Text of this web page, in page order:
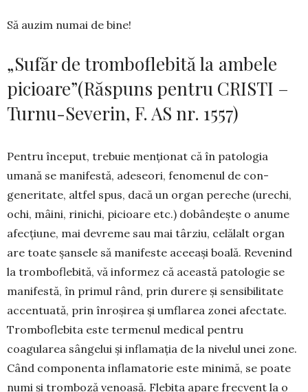
Să auzim numai de bine!
„Sufăr de tromboflebită la ambele
picioare”(Răspuns pentru CRISTI –
Turnu-Severin, F. AS nr. 1557)
Pentru început, trebuie menționat că în patolo­gia
umană se manifestă, adeseori, fenomenul de con­
generitate, altfel spus, dacă un organ pereche (urechi,
ochi, mâini, rinichi, picioare etc.) dobân­dește o anume
afecțiune, mai devreme sau mai târziu, celălalt organ
are toate șan­sele să manifeste aceeași boală. Revenind
la tromboflebită, vă in­formez că această patologie se
manifestă, în primul rând, prin durere și sensibilitate
accentuată, prin înroșirea și umflarea zonei afectate.
Tromboflebita este termenul medical pentru
coagularea sângelui și inflamația de la nivelul unei zone.
Când compo­nenta inflamatorie este minimă, se poate
numi și tromboză venoasă. Flebita apare frecvent la o